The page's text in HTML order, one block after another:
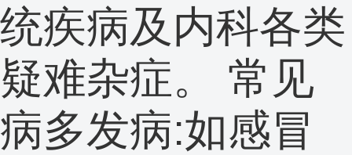
统疾病及内科各类
疑难杂症。 常见
病多发病:如感冒